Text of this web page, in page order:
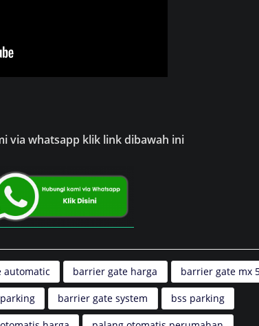
via whatsapp klik link dibawah ini
automatic barrier gate harga barrier gate mx
barrier gate system bss parking